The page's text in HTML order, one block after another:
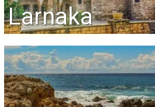
Larnaka